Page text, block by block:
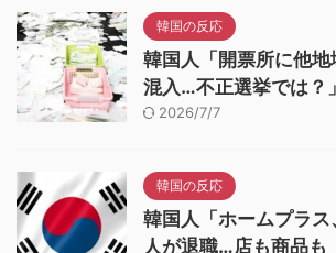
韓国の反応
韓国人「開票所に他
混入…不正選挙では？
2026/7/7
韓国の反応
韓国人「ホームプラ
人が退職…店も商品も